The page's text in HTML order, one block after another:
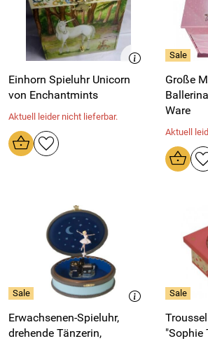
Einhorn Spieluhr Unicorn
von Enchantmints
Aktuell leider nicht lieferbar.
Große
Ware
Aktuell
Erwachsenen-Spieluhr,
drehende Tänzerin,
"Sophie